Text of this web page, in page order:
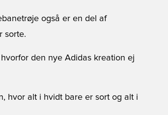
også er en del af
sorte.
den nye Adidas kreation ej
hvor alt i hvidt bare er sort og alt i